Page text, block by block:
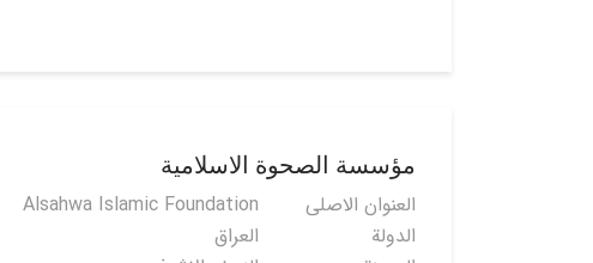
مؤسسة الصحوة الاسلامية
العنوان الاصلی
Alsahwa Islamic Foundation
الدولة
العراق